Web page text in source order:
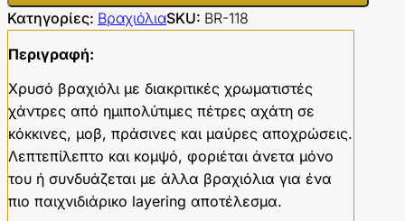
Κατηγορίες: ΒραχιόλιαSKU: BR-118
Περιγραφή:
Χρυσό βραχιόλι με διακριτικές χρωματιστές
χάντρες από ημιπολύτιμες πέτρες αχάτη σε
κόκκινες, μοβ, πράσινες και μαύρες αποχρώσεις.
Λεπτεπίλεπτο και κομψό, φοριέται άνετα μόνο
του ή συνδυάζεται με άλλα βραχιόλια για ένα
πιο παιχνιδιάρικο layering αποτέλεσμα.